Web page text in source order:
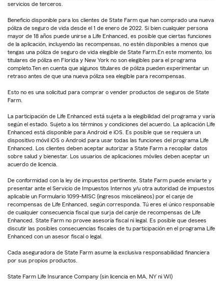
servicios de terceros.
Beneficio disponible para los clientes de State Farm que han comprado una nueva
póliza de seguro de vida desde el 1 de enero de 2022. Si bien cualquier persona
mayor de 18 años puede unirse a Life Enhanced, es posible que ciertas funciones
de la aplicación, incluyendo las recompensas, no estén disponibles a menos que
tengas una póliza de seguro de vida elegible de State Farm.En este momento, los
titulares de póliza en Florida y New York no son elegibles para el programa
completo.Ten en cuenta que algunos titulares de póliza pueden experimentar un
retraso antes de que una nueva póliza sea elegible para recompensas.
Esto no es una solicitud para comprar o vender productos de seguros de State
Farm.
La participación de Life Enhanced está sujeta a la elegibilidad del programa y varía
según el estado. Sujeto a los términos y condiciones del acuerdo. La aplicación Life
Enhanced está disponible para Android e iOS. Es posible que se requiera un
dispositivo móvil iOS o Android para usar todas las funciones del programa Life
Enhanced. Los clientes deben aceptar autorizar a State Farm a recopilar datos
sobre salud y bienestar. Los usuarios de aplicaciones móviles deben aceptar un
acuerdo de licencia.
De conformidad con la ley de impuestos pertinente, State Farm puede enviarte y
presentar ante el Servicio de Impuestos Internos y/u otra autoridad de impuestos
aplicable un Formulario 1099-MISC (ingresos misceláneos) por el canje de
recompensas de Life Enhanced, según corresponda. Tú eres el único responsable
de cualquier consecuencia fiscal que surja del canje de recompensas de Life
Enhanced. State Farm no provee asesoría fiscal ni legal. Es posible que desees
discutir las posibles consecuencias fiscales de tu participación en el programa Life
Enhanced con un asesor fiscal o legal.
Cada aseguradora de State Farm asume la exclusiva responsabilidad financiera
por sus propios productos.
State Farm Life Insurance Company (sin licencia en MA, NY ni WI)